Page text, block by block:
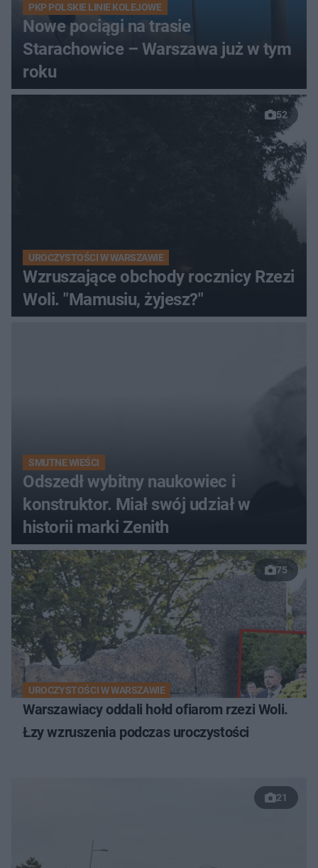
PKP POLSKIE LINIE KOLEJOWE
Nowe pociągi na trasie
Starachowice – Warszawa już w tym
roku
52
UROCZYSTOŚCI W WARSZAWIE
Wzruszające obchody rocznicy Rzezi
Woli. "Mamusiu, żyjesz?"
SMUTNE WIEŚCI
Odszedł wybitny naukowiec i
konstruktor. Miał swój udział w
historii marki Zenith
75
UROCZYSTOŚCI W WARSZAWIE
Warszawiacy oddali hołd ofiarom rzezi Woli.
Łzy wzruszenia podczas uroczystości
21